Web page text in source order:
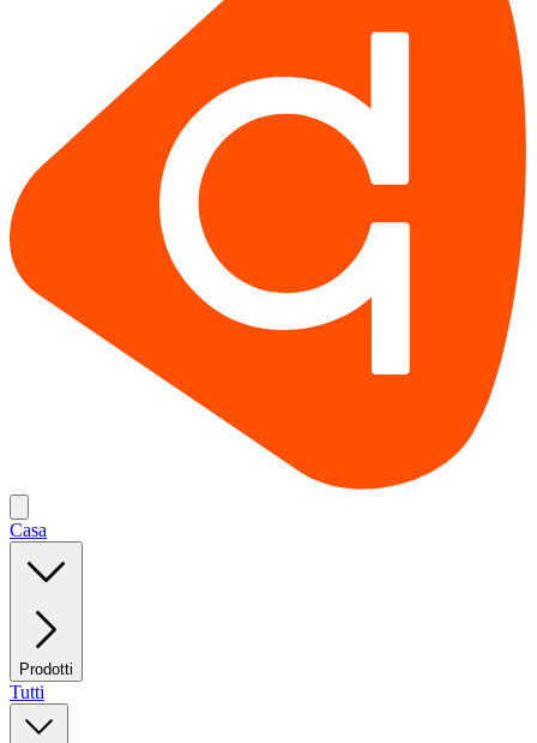
Casa
Prodotti
Tutti